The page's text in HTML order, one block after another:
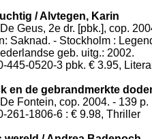
/ Alvtegen, Karin
Geus, 2e dr. [pbk.], cop.
Saknad. - Stockholm :
geb. uitg.: 2002.
445-0520-3 pbk. € 3.95,
en de gebrandmerkte
Fontein, cop. 2004. - 139
261-1806-6 : € 9.98, Thriller